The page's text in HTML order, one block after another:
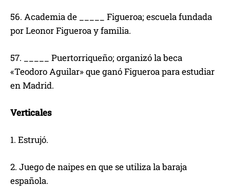
56. Academia de _____ Figueroa; escuela fundada
por Leonor Figueroa y familia.
57. _____ Puertorriqueño; organizó la beca
«Teodoro Aguilar» que ganó Figueroa para estudiar
en Madrid.
Verticales
1. Estrujó.
2. Juego de naipes en que se utiliza la baraja
española.